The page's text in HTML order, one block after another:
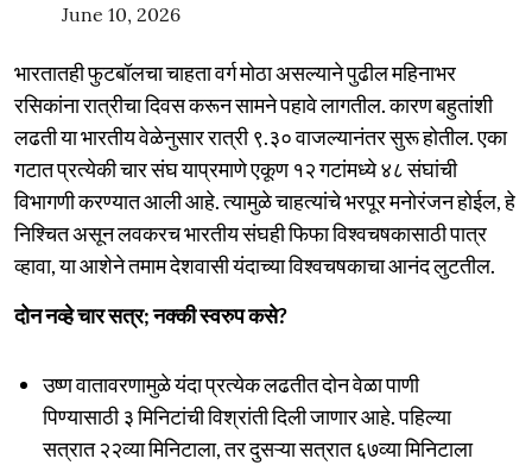
June 10, 2026
भारतातही फुटबॉलचा चाहता वर्ग मोठा असल्याने पुढील महिनाभर
रसिकांना रात्रीचा दिवस करून सामने पहावे लागतील. कारण बहुतांशी
लढती या भारतीय वेळेनुसार रात्री ९.३० वाजल्यानंतर सुरू होतील. एका
गटात प्रत्येकी चार संघ याप्रमाणे एकूण १२ गटांमध्ये ४८ संघांची
विभागणी करण्यात आली आहे. त्यामुळे चाहत्यांचे भरपूर मनोरंजन होईल, हे
निश्चित असून लवकरच भारतीय संघही फिफा विश्वचषकासाठी पात्र
व्हावा, या आशेने तमाम देशवासी यंदाच्या विश्वचषकाचा आनंद लुटतील.
दोन नव्हे चार सत्र; नक्की स्वरुप कसे?
उष्ण वातावरणामुळे यंदा प्रत्येक लढतीत दोन वेळा पाणी
पिण्यासाठी ३ मिनिटांची विश्रांती दिली जाणार आहे. पहिल्या
सत्रात २२व्या मिनिटाला, तर दुसऱ्या सत्रात ६७व्या मिनिटाला